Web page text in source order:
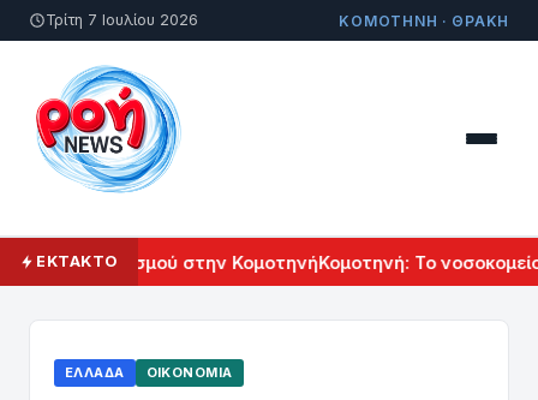
Τρίτη 7 Ιουλίου 2026 ΚΟΜΟΤΗΝΗ · ΘΡΑΚΗ
ΕΚΤΑΚΤΟ
Πολιτισμού στην ΚομοτηνήΚομοτηνή: Το νοσοκομείο
ΕΛΛΆΔΑ ΟΙΚΟΝΟΜΊΑ